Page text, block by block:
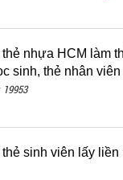
thẻ nhựa HCM làm
sinh, thẻ nhân
19953
thẻ sinh viên lấy liền